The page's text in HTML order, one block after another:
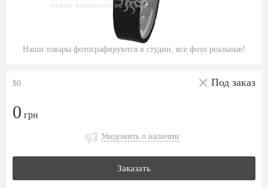
Наши товары фотографируются в студии, все фото реальные!
$0 Под заказ
0 грн
Уведомить о наличии
Заказать